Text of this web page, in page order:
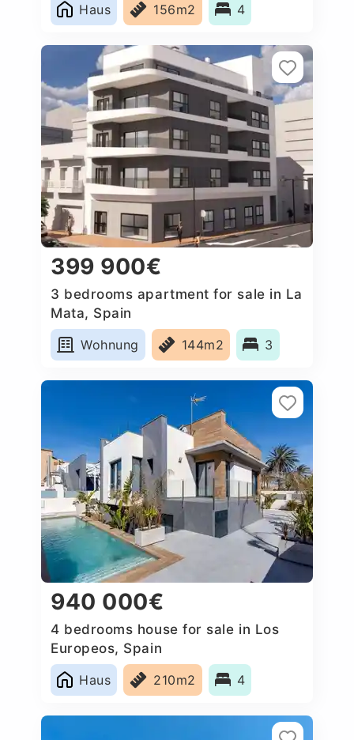
Haus
156m2 4
399 900€
3 bedrooms apartment for sale in La
Mata, Spain
Wohnung
144m2 3
940 000€
4 bedrooms house for sale in Los
Europeos, Spain
Haus
210m2 4